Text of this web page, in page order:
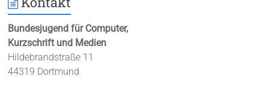
Bundesjugend für Computer,
Kurzschrift und Medien
Hildebrandstraße 11
44319 Dortmund